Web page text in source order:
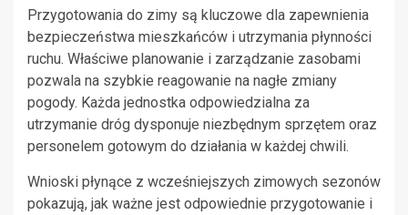
Przygotowania do zimy są kluczowe dla zapewnienia
bezpieczeństwa mieszkańców i utrzymania płynności
ruchu. Właściwe planowanie i zarządzanie zasobami
pozwala na szybkie reagowanie na nagłe zmiany
pogody. Każda jednostka odpowiedzialna za
utrzymanie dróg dysponuje niezbędnym sprzętem oraz
personelem gotowym do działania w każdej chwili.
Wnioski płynące z wcześniejszych zimowych sezonów
pokazują, jak ważne jest odpowiednie przygotowanie i